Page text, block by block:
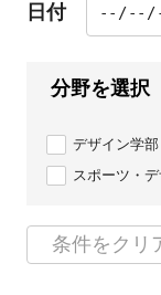
日付
分野を選択
デザイン学部
スポーツ・
条件をクリ